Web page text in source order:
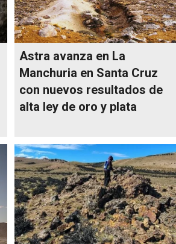
Astra avanza en La
Manchuria en Santa Cruz
con nuevos resultados de
alta ley de oro y plata